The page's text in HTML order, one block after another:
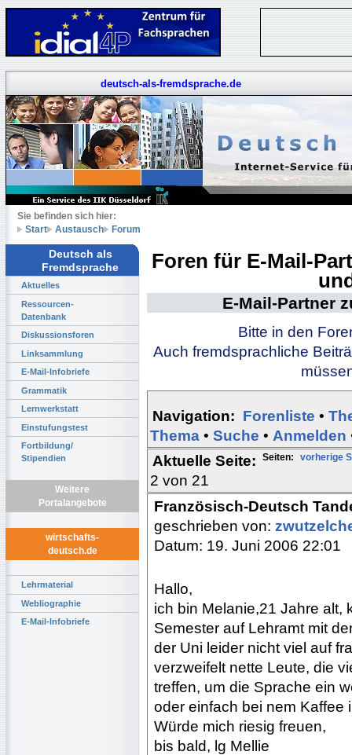
deutsch-als-fremdsprache.de
Sie befinden sich hier:
Start
Austausch Forum
Deutsch als
Fremdsprache
Aktuelles
Ressourcen-
Datenbank
Diskussionsforen
Linksammlung
E-Mail-Infobriefe
Grammatik
Lernwerkstatt
Einstufungstest
Fortbildung/
Stipendien
Weitere
Portalangebote
wirtschafts-
deutsch.de
Lehrmaterial
Webliographie
E-Mail-Infobriefe
Foren für E-Mail-
E-Mail-Partner
Bitte in den
Auch fremdsprachliche
Navigation: Forenliste •
Thema • Suche • Anmelden
Seiten: vorherige
Aktuelle Seite:
2 von 21
Französisch-Deutsch
geschrieben von:
Datum: 19. Juni 2006 22:01
Hallo,
ich bin Melanie,21 Jahre alt,
Semester auf Lehramt mit
der Uni leider nicht viel auf
verzweifelt nette Leute, die
treffen, um die Sprache ein
oder einfach bei nem Kaffee
Würde mich riesig freuen,
bis bald, lg Mellie